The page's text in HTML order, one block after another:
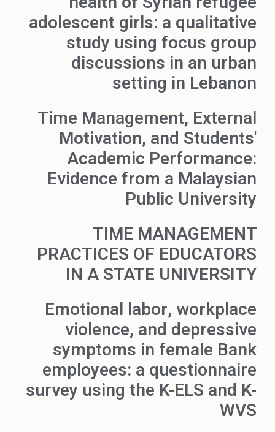
adolescent girls: a qualitative
study using focus group
discussions in an urban
setting in Lebanon
Time Management, External
Motivation, and Students'
Academic Performance:
Evidence from a Malaysian
Public University
TIME MANAGEMENT
PRACTICES OF EDUCATORS
IN A STATE UNIVERSITY
Emotional labor, workplace
violence, and depressive
symptoms in female Bank
employees: a questionnaire
survey using the K-ELS and K-
WVS